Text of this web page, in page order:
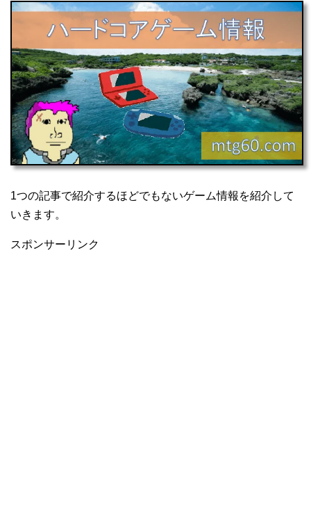
1つの記事で紹介するほどでもないゲーム情報を紹介して
いきます。
スポンサーリンク